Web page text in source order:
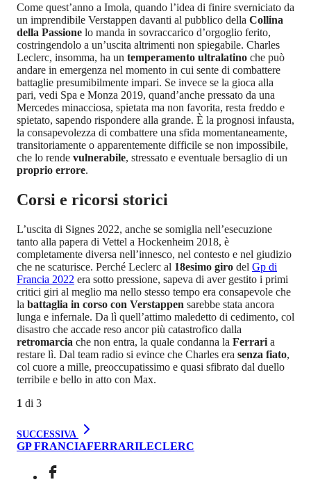
Come quest’anno a Imola, quando l’idea di finire sverniciato da
un imprendibile Verstappen davanti al pubblico della Collina
della Passione lo manda in sovraccarico d’orgoglio ferito,
costringendolo a un’uscita altrimenti non spiegabile. Charles
Leclerc, insomma, ha un temperamento ultralatino che può
andare in emergenza nel momento in cui sente di combattere
battaglie presumibilmente impari. Se invece se la gioca alla
pari, vedi Spa e Monza 2019, quand’anche pressato da una
Mercedes minacciosa, spietata ma non favorita, resta freddo e
spietato, sapendo rispondere alla grande. È la prognosi infausta,
la consapevolezza di combattere una sfida momentaneamente,
transitoriamente o apparentemente difficile se non impossibile,
che lo rende vulnerabile, stressato e eventuale bersaglio di un
proprio errore.
Corsi e ricorsi storici
L’uscita di Signes 2022, anche se somiglia nell’esecuzione
tanto alla papera di Vettel a Hockenheim 2018, è
completamente diversa nell’innesco, nel contesto e nel giudizio
che ne scaturisce. Perché Leclerc al 18esimo giro del Gp di
Francia 2022 era sotto pressione, sapeva di aver gestito i primi
critici giri al meglio ma nello stesso tempo era consapevole che
la battaglia in corso con Verstappen sarebbe stata ancora
lunga e infernale. Da lì quell’attimo maledetto di cedimento, col
disastro che accade reso ancor più catastrofico dalla
retromarcia che non entra, la quale condanna la Ferrari a
restare lì. Dal team radio si evince che Charles era senza fiato,
col cuore a mille, preoccupatissimo e quasi sfibrato dal duello
terribile e bello in atto con Max.
1 di 3
SUCCESSIVA
GP FRANCIAFERRARILECLERC